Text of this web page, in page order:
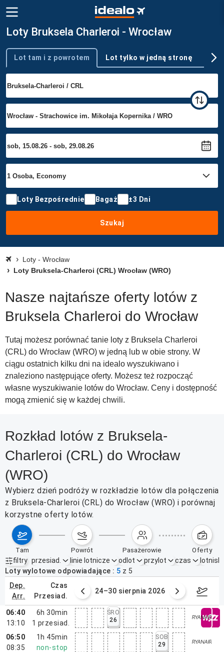
Loty Bruksela Charleroi - Wrocław
Typ podróży
Lot tam i z powrotem Lot tylko w jedną stronę
Loty Bezpośrednie Bagaż ±3 Dni
Szukaj
Loty - Wrocław
Loty Bruksela-Charleroi (CRL) Wrocław (WRO)
Nasze najtańsze oferty lotów z
Bruksela Charleroi do Wrocław
Tutaj możesz porównać tanie loty z Bruksela Charleroi
(CRL) do Wrocław (WRO) w jedną lub w obie strony. W
ciągu ostatnich kilku dni na idealo wyszukiwano i
znaleziono następujące oferty. Możesz też rozpocząć
własne wyszukiwanie lotów do Wrocław. Ceny i dostępność
mogą zmienić się w każdej chwili.
Rozkład lotów z Bruksela-
Charleroi (CRL) do Wrocław
(WRO)
Wybierz dzień podróży w rozkładzie lotów dla połączenia
z Bruksela-Charleroi (CRL) do Wrocław (WRO) i porównaj
korzystne oferty lotów.
tam powrót pasażerowie oferty
filtry
Aktywne filtry brak
przesiad. linie lotnicze odlot przylot czas
Loty wylotowe odpowiadające
5 z 5
dep.
arr.
czas
przesiad.
sierpnia 2026 24–30 sierpnia 2026
06:40
13:10
6h 30min
1 przesiad.
ŚRO
26
06:50
08:35
1h 45min
non-stop
SOB
29